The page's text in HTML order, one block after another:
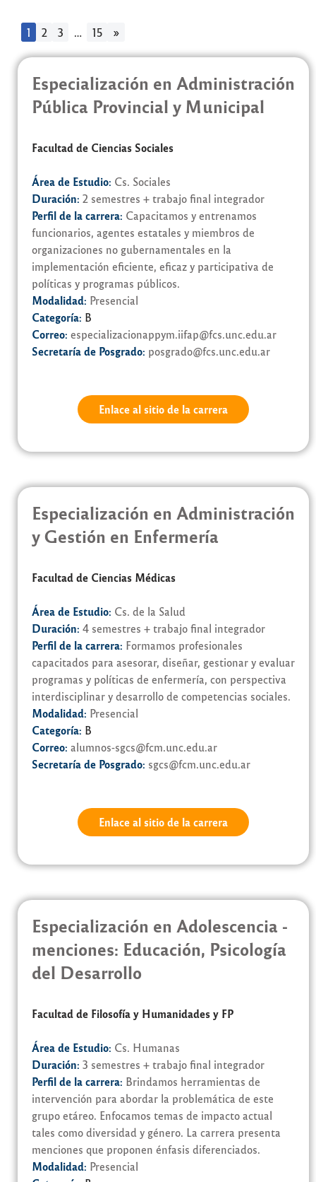
1 2 3 … 15 »
Especialización en Administración
Pública Provincial y Municipal
Facultad de Ciencias Sociales
Área de Estudio: Cs. Sociales
Duración: 2 semestres + trabajo final integrador
Perfil de la carrera: Capacitamos y entrenamos
funcionarios, agentes estatales y miembros de
organizaciones no gubernamentales en la
implementación eficiente, eficaz y participativa de
políticas y programas públicos.
Modalidad: Presencial
Categoría: B
Correo: especializacionappym.iifap@fcs.unc.edu.ar
Secretaría de Posgrado: posgrado@fcs.unc.edu.ar
Enlace al sitio de la carrera
Especialización en Administración
y Gestión en Enfermería
Facultad de Ciencias Médicas
Área de Estudio: Cs. de la Salud
Duración: 4 semestres + trabajo final integrador
Perfil de la carrera: Formamos profesionales
capacitados para asesorar, diseñar, gestionar y evaluar
programas y políticas de enfermería, con perspectiva
interdisciplinar y desarrollo de competencias sociales.
Modalidad: Presencial
Categoría: B
Correo: alumnos-sgcs@fcm.unc.edu.ar
Secretaría de Posgrado: sgcs@fcm.unc.edu.ar
Enlace al sitio de la carrera
Especialización en Adolescencia -
menciones: Educación, Psicología
del Desarrollo
Facultad de Filosofía y Humanidades y FP
Área de Estudio: Cs. Humanas
Duración: 3 semestres + trabajo final integrador
Perfil de la carrera: Brindamos herramientas de
intervención para abordar la problemática de este
grupo etáreo. Enfocamos temas de impacto actual
tales como diversidad y género. La carrera presenta
menciones que proponen énfasis diferenciados.
Modalidad: Presencial